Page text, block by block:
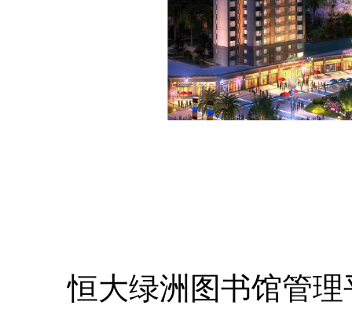
恒大绿洲图书馆管理